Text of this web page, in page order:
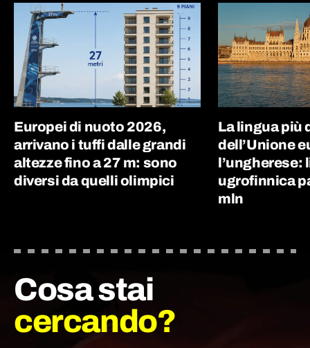
Europei di nuoto 2026,
arrivano i tuffi dalle grandi
altezze fino a 27 m: sono
diversi da quelli olimpici
La lingua più
dell’Unione
l’ungherese:
ugrofinnica
mln
Cosa stai
cercando?